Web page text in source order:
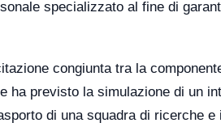
specializzato al fine di
congiunta tra la
ha previsto la simulazione di un
di una squadra di ricerche e